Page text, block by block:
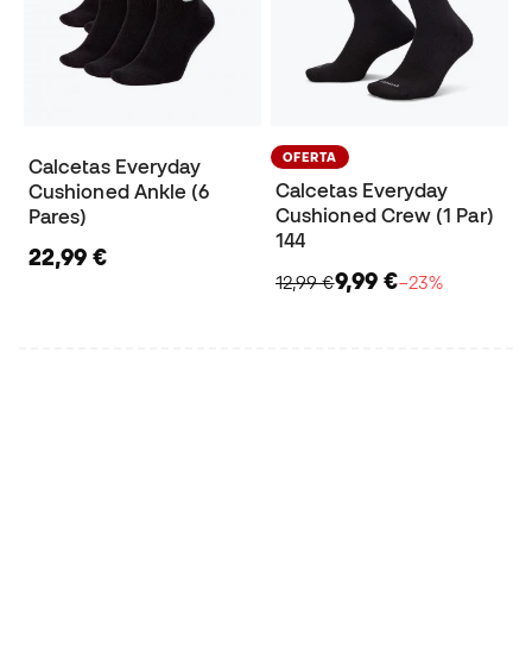
Calcetas Everyday
Cushioned Ankle (6
Pares)
22,99 €
OFERTA
Calcetas Everyday
Cushioned Crew (1 Par)
144
12,99 €9,99 €−23%